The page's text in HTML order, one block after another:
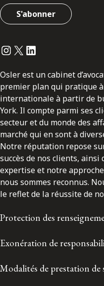
S'abonner
Instagram
Twitter
LinkedIn
Osler est un cabinet
premier plan qui pratique
internationale à partir de
York. Il compte parmi ses
secteur et du monde des
marché qui en sont à
Notre réputation repose
succès de nos clients,
expertise et notre
nous sommes reconnus.
le reflet de la réussite de
Protection des
Exonération de
Modalités de prestation de